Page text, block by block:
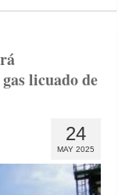
licuado de
24
MAY 2025